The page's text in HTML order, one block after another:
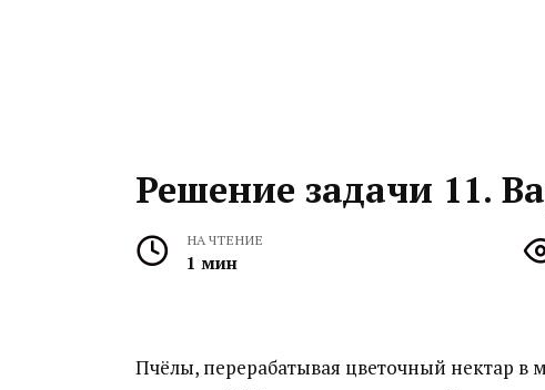
Решение задачи 11.
НА ЧТЕНИЕ
1 мин
Пчёлы, перерабатывая цветочный нектар в